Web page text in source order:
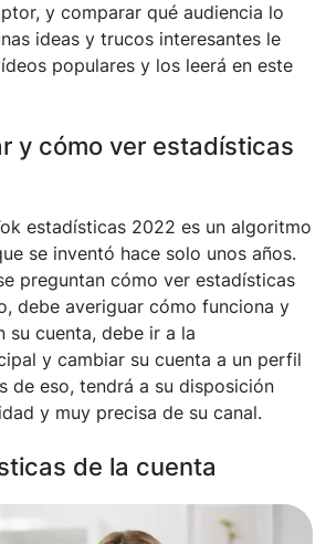
y comparar qué audiencia lo
ideas y trucos interesantes le
populares y los leerá en este
y cómo ver estadísticas
estadísticas 2022 es un algoritmo
se inventó hace solo unos años.
preguntan cómo ver estadísticas
debe averiguar cómo funciona y
su cuenta, debe ir a la
y cambiar su cuenta a un perfil
de eso, tendrá a su disposición
y muy precisa de su canal.
de la cuenta